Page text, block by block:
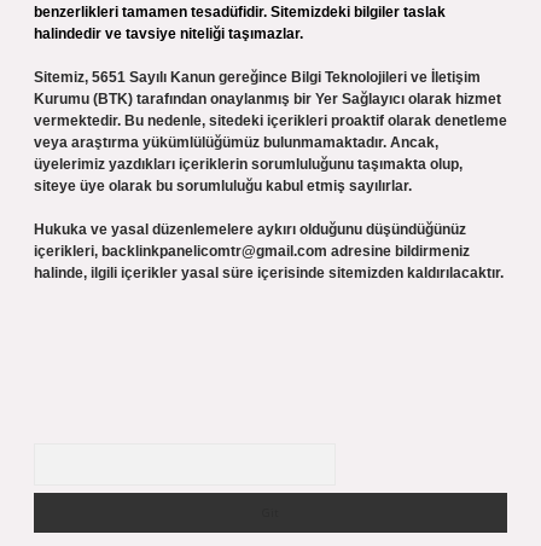
benzerlikleri tamamen tesadüfidir. Sitemizdeki bilgiler taslak
halindedir ve tavsiye niteliği taşımazlar.
Sitemiz, 5651 Sayılı Kanun gereğince Bilgi Teknolojileri ve İletişim
Kurumu (BTK) tarafından onaylanmış bir Yer Sağlayıcı olarak hizmet
vermektedir. Bu nedenle, sitedeki içerikleri proaktif olarak denetleme
veya araştırma yükümlülüğümüz bulunmamaktadır. Ancak,
üyelerimiz yazdıkları içeriklerin sorumluluğunu taşımakta olup,
siteye üye olarak bu sorumluluğu kabul etmiş sayılırlar.
Hukuka ve yasal düzenlemelere aykırı olduğunu düşündüğünüz
içerikleri, backlinkpanelicomtr@gmail.com adresine bildirmeniz
halinde, ilgili içerikler yasal süre içerisinde sitemizden kaldırılacaktır.